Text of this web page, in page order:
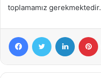
toplamamız gerekmektedir.